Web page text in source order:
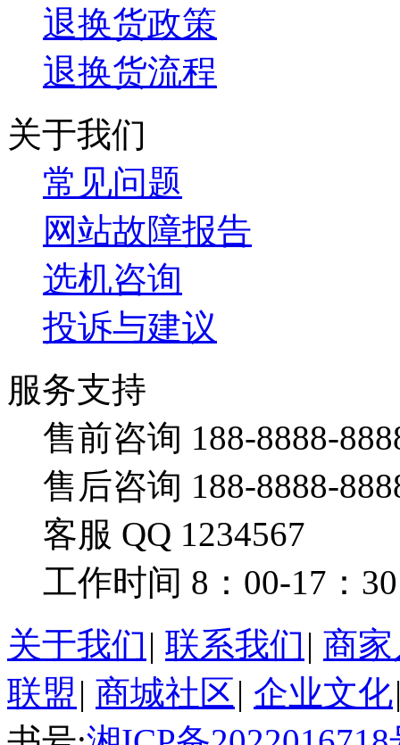
退换货政策
退换货流程
关于我们
常见问题
网站故障报告
选机咨询
投诉与建议
服务支持
售前咨询 188-8888-
售后咨询 188-8888-
客服 QQ 1234567
工作时间 8：00-17：30
关于我们 | 联系我们 | 商
联盟 | 商城社区| 企业文化